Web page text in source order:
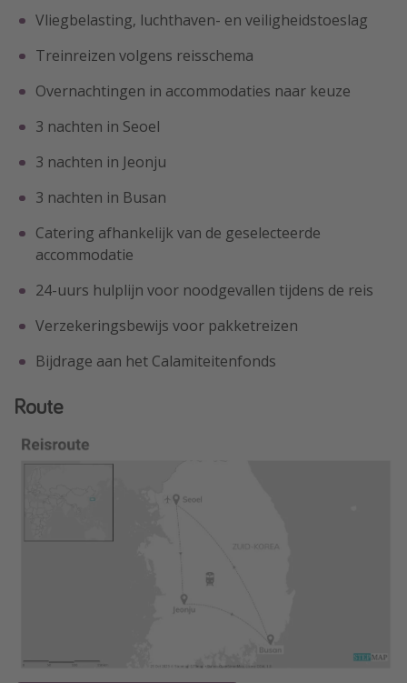
Vliegbelasting, luchthaven- en veiligheidstoeslag
Treinreizen volgens reisschema
Overnachtingen in accommodaties naar keuze
3 nachten in Seoel
3 nachten in Jeonju
3 nachten in Busan
Catering afhankelijk van de geselecteerde
accommodatie
24-uurs hulplijn voor noodgevallen tijdens de reis
Verzekeringsbewijs voor pakketreizen
Bijdrage aan het Calamiteitenfonds
Route